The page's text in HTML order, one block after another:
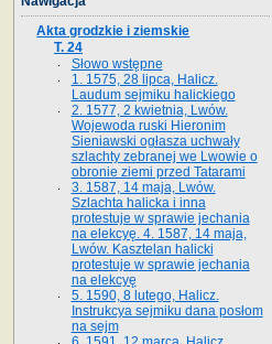
Akta grodzkie i ziemskie
T. 24
Słowo wstępne
1. 1575, 28 lipca, Halicz.
Laudum sejmiku halickiego
2. 1577, 2 kwietnia, Lwów.
Wojewoda ruski Hieronim
Sieniawski ogłasza uchwały
szlachty zebranej we Lwowie o
obronie ziemi przed Tatarami
3. 1587, 14 maja, Lwów.
Szlachta halicka i inna
protestuje w sprawie jechania
na elekcyę. 4. 1587, 14 maja,
Lwów. Kasztelan halicki
protestuje w sprawie jechania
na elekcyę
5. 1590, 8 lutego, Halicz.
Instrukcya sejmiku dana posłom
na sejm